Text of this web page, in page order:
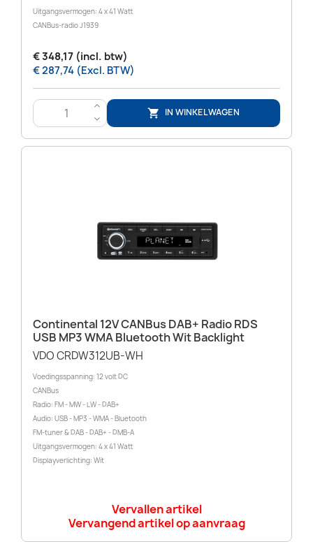
Uitgangsvermogen: 4 x 41 Watt
CANBus-radio J1939
€ 348,17 (incl. btw)
€ 287,74 (Excl. BTW)
>
<
 IN WINKELWAGEN
Continental 12V CANBus DAB+ Radio RDS
USB MP3 WMA Bluetooth Wit Backlight
VDO CRDW312UB-WH
Voedingsspanning: 12 volt DC
CANBus
Radio: FM - MW - LW - DAB+
Audio: USB - MP3 - WMA - Bluetooth
FM-tuner & DAB - DAB+ - DMB-A
Uitgangsvermogen: 4 x 41 Watt
Displayverlichting: Wit
Vervallen artikel
Vervangend artikel op aanvraag